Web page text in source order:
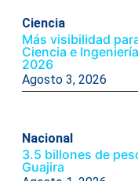
Ciencia
Más visibilidad
Ciencia e
2026
Agosto 3, 2026
Nacional
3.5 billones de
Guajira